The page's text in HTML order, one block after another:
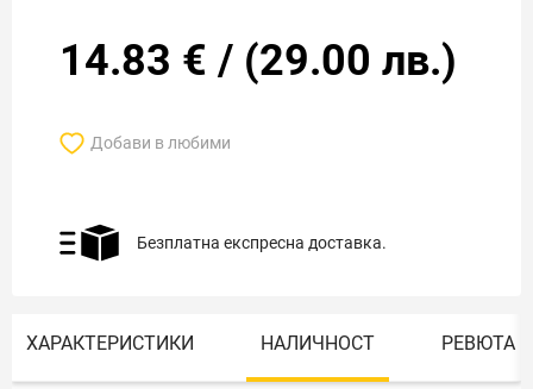
14.83 € / (29.00 лв.)
Добави в любими
Безплатна експресна доставка.
ХАРАКТЕРИСТИКИ НАЛИЧНОСТ РЕВЮТА